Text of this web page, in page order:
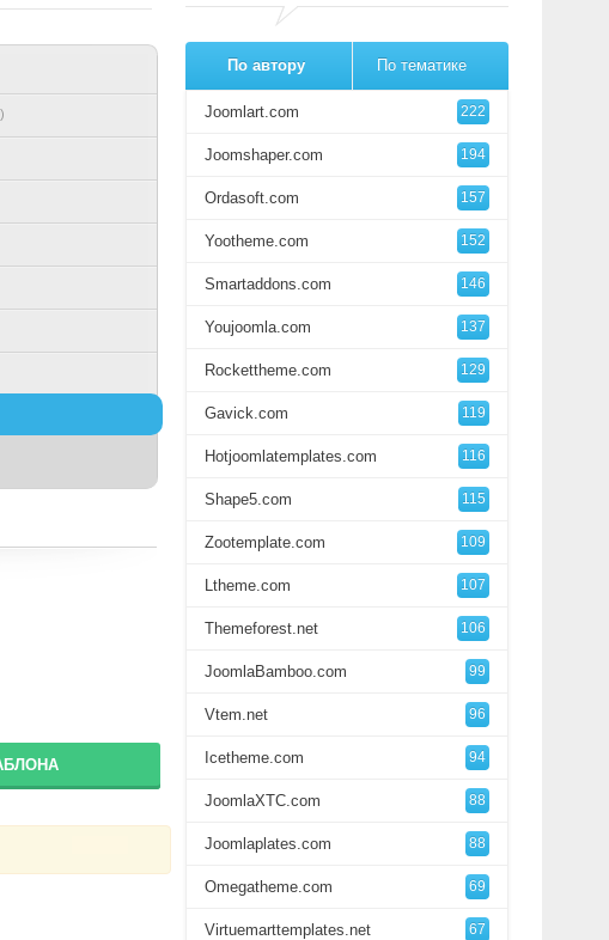
)
По автору По тематике
Joomlart.com 222
Joomshaper.com 194
Ordasoft.com 157
Yootheme.com 152
Smartaddons.com 146
Youjoomla.com 137
Rockettheme.com 129
Gavick.com 119
Hotjoomlatemplates.com 116
Shape5.com 115
Zootemplate.com 109
Ltheme.com 107
Themeforest.net 106
JoomlaBamboo.com 99
Vtem.net 96
Icetheme.com 94
JoomlaXTC.com 88
Joomlaplates.com 88
Omegatheme.com 69
Virtuemarttemplates.net 67